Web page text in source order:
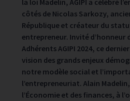
la loi Madelin, AGIPI a célébré
côtés de Nicolas Sarkozy,
République et créateur du
entrepreneur. Invité d’honneur
Adhérents AGIPI 2024, ce
vision des grands enjeux
notre modèle social et
l’entrepreneuriat. Alain
l’Économie et des finances, à